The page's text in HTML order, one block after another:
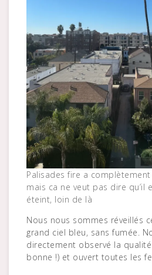
Palisades fire a
mais ca ne veut pas dire qu’il
éteint, loin de là
Nous nous sommes réveillés
grand ciel bleu, sans fumée.
directement observé la
bonne !) et ouvert toutes les